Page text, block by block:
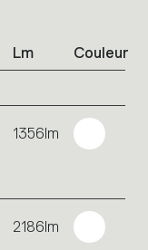
Lm Couleur
1356lm
2186lm